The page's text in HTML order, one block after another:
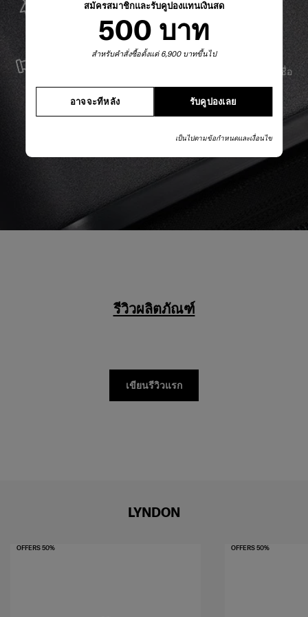
สมัครสมาชิกและรับคูปองแทนเงินสด
500 บาท
สำหรับคำสั่งซื้อตั้งแต่ 6,900 บาทขึ้นไป
รับคูปองเลย
อาจจะทีหลัง
เป็นไปตามข้อกำหนดและเงื่อนไข
Samsonite รับประกันการใช้งานทั่วโลก เพื่อให้มั่นใจว่า
ผลิตภัณฑ์ Samsonite ของคุณจะอยู่เคียงข้างคุณเสมอ
บริการและซ่อมแซม
เราผลิตสินค้าด้วยวัสดุที่ดีที่สุด พร้อมบริการสนับสนุนที่เชื่อ
ถือได้ เพื่อให้คุณก้าวไปข้างหน้าได้อย่างราบรื่น ไม่ว่าจะ
เกิดอะไรขึ้นก็ตาม
รีวิวผลิตภัณฑ์
เขียนรีวิวแรก
LYNDON
OFFERS 50% OFFERS 50%